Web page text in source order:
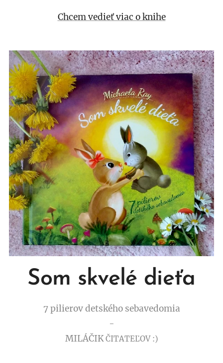
Chcem vedieť viac o knihe
Som skvelé dieťa
7 pilierov detského sebavedomia
-
MILÁČIK ČITATEĽOV :)